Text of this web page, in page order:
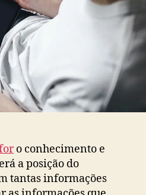
o conhecimento e
a posição do
tantas informações